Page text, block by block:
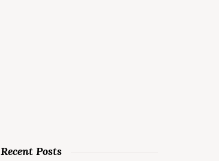
Recent Posts